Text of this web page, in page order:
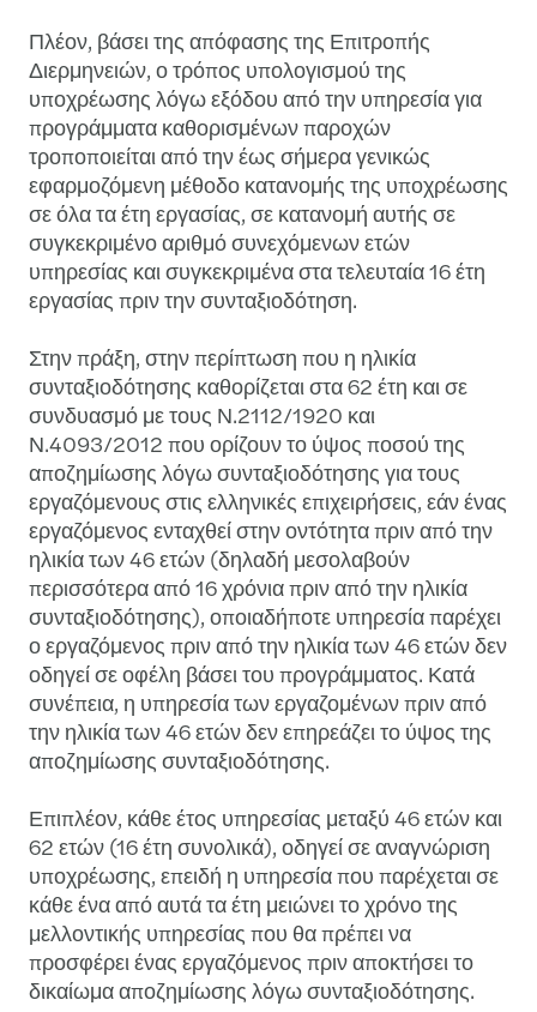
Πλέον, βάσει της απόφασης της Επιτροπής
Διερμηνειών, ο τρόπος υπολογισμού της
υποχρέωσης λόγω εξόδου από την υπηρεσία για
προγράμματα καθορισμένων παροχών
τροποποιείται από την έως σήμερα γενικώς
εφαρμοζόμενη μέθοδο κατανομής της υποχρέωσης
σε όλα τα έτη εργασίας, σε κατανομή αυτής σε
συγκεκριμένο αριθμό συνεχόμενων ετών
υπηρεσίας και συγκεκριμένα στα τελευταία 16 έτη
εργασίας πριν την συνταξιοδότηση.
Στην πράξη, στην περίπτωση που η ηλικία
συνταξιοδότησης καθορίζεται στα 62 έτη και σε
συνδυασμό με τους Ν.2112/1920 και
Ν.4093/2012 που ορίζουν το ύψος ποσού της
αποζημίωσης λόγω συνταξιοδότησης για τους
εργαζόμενους στις ελληνικές επιχειρήσεις, εάν ένας
εργαζόμενος ενταχθεί στην οντότητα πριν από την
ηλικία των 46 ετών (δηλαδή μεσολαβούν
περισσότερα από 16 χρόνια πριν από την ηλικία
συνταξιοδότησης), οποιαδήποτε υπηρεσία παρέχει
ο εργαζόμενος πριν από την ηλικία των 46 ετών δεν
οδηγεί σε οφέλη βάσει του προγράμματος. Κατά
συνέπεια, η υπηρεσία των εργαζομένων πριν από
την ηλικία των 46 ετών δεν επηρεάζει το ύψος της
αποζημίωσης συνταξιοδότησης.
Επιπλέον, κάθε έτος υπηρεσίας μεταξύ 46 ετών και
62 ετών (16 έτη συνολικά), οδηγεί σε αναγνώριση
υποχρέωσης, επειδή η υπηρεσία που παρέχεται σε
κάθε ένα από αυτά τα έτη μειώνει το χρόνο της
μελλοντικής υπηρεσίας που θα πρέπει να
προσφέρει ένας εργαζόμενος πριν αποκτήσει το
δικαίωμα αποζημίωσης λόγω συνταξιοδότησης.